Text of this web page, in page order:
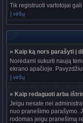
Tik registruoti vartotojai
Į viršų
» Kaip ką nors parašyti į
Norėdami sukurti naują
ekrano apačioje.
Į viršų
» Kaip redaguoti arba
Jeigu nesate nei
nuo pranešimo parašymo.
rodomas jeigu pranešimą